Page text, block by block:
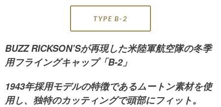
TYPE B-2
BUZZ RICKSON’Sが再現した米陸軍航空隊の冬季
用フライングキャップ「B-2」
1943年採用モデルの特徴であるムートン素材を使
用し、独特のカッティングで頭部にフィット。